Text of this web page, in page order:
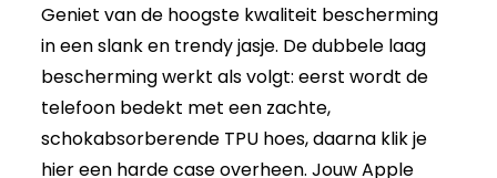
Geniet van de hoogste kwaliteit bescherming
in een slank en trendy jasje. De dubbele laag
bescherming werkt als volgt: eerst wordt de
telefoon bedekt met een zachte,
schokabsorberende TPU hoes, daarna klik je
hier een harde case overheen. Jouw Apple